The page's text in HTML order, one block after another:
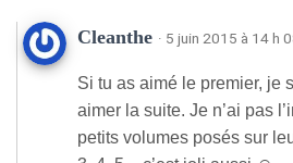
Cleanthe · 5 juin 2015 à 14 h
Si tu as aimé le premier, je
aimer la suite. Je n’ai pas
petits volumes posés sur